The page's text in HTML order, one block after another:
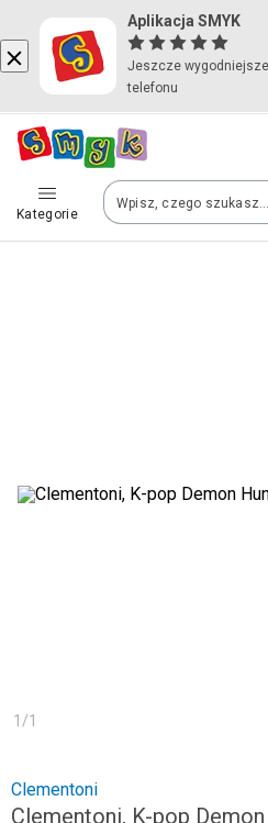
Aplikacja SMYK
Jeszcze
telefonu
Kategorie
Kraj i
Polska (Poland)
Twoje zamówienia dostarczymy
1 /1
Clementoni
Clementoni, K-pop